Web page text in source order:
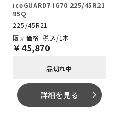
iceGUARD7 IG70 225/45R21
95Q
225/45R21
税込/1本
￥ 45,870
品切れ中
詳細を見る arrow_forward_ios